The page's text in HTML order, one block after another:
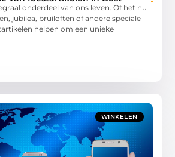
onderdeel van ons leven. Of het nu
jubilea, bruiloften of andere speciale
helpen om een unieke
WINKELEN